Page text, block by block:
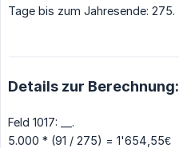
Tage bis zum Jahresende: 275.
Details zur Berechnung:
Feld 1017: __.
5.000 * (91 / 275) = 1'654,55€